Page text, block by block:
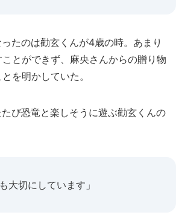
たのは勸玄くんが4歳の時。あまり
とができず、麻央さんからの贈り物
を明かしていた。
び恐竜と楽しそうに遊ぶ勸玄くんの
大切にしています」